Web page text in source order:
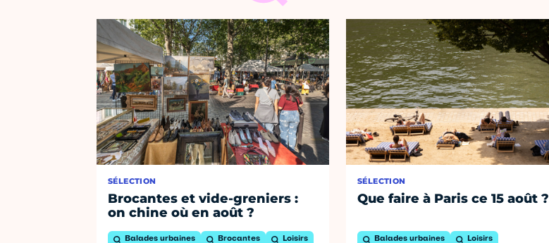
SÉLECTION
Brocantes et vide-greniers :
on chine où en août ?
Balades urbaines Brocantes Loisirs
SÉLECTION
Que faire à Paris ce 15 août ?
Balades urbaines Loisirs